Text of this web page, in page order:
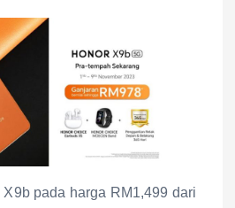
pada harga RM1,499 dari